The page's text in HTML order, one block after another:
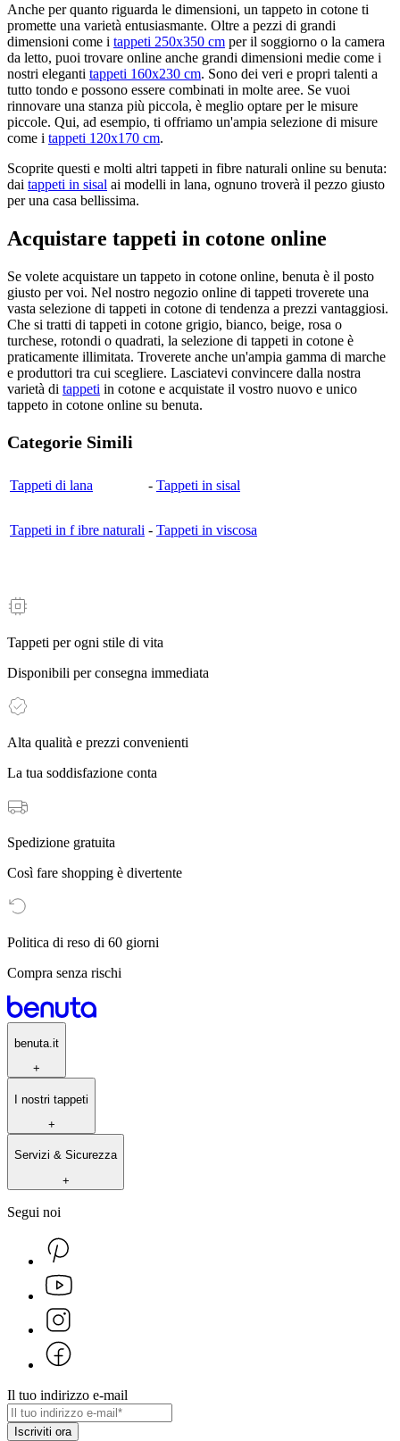
Anche per quanto riguarda le dimensioni, un tappeto in cotone ti
promette una varietà entusiasmante. Oltre a pezzi di grandi
dimensioni come i tappeti 250x350 cm per il soggiorno o la camera
da letto, puoi trovare online anche grandi dimensioni medie come i
nostri eleganti tappeti 160x230 cm. Sono dei veri e propri talenti a
tutto tondo e possono essere combinati in molte aree. Se vuoi
rinnovare una stanza più piccola, è meglio optare per le misure
piccole. Qui, ad esempio, ti offriamo un'ampia selezione di misure
come i tappeti 120x170 cm.
Scoprite questi e molti altri tappeti in fibre naturali online su benuta:
dai tappeti in sisal ai modelli in lana, ognuno troverà il pezzo giusto
per una casa bellissima.
Acquistare tappeti in cotone online
Se volete acquistare un tappeto in cotone online, benuta è il posto
giusto per voi. Nel nostro negozio online di tappeti troverete una
vasta selezione di tappeti in cotone di tendenza a prezzi vantaggiosi.
Che si tratti di tappeti in cotone grigio, bianco, beige, rosa o
turchese, rotondi o quadrati, la selezione di tappeti in cotone è
praticamente illimitata. Troverete anche un'ampia gamma di marche
e produttori tra cui scegliere. Lasciatevi convincere dalla nostra
varietà di tappeti in cotone e acquistate il vostro nuovo e unico
tappeto in cotone online su benuta.
Categorie Simili
Tappeti di lana - Tappeti in sisal
Tappeti in f ibre naturali - Tappeti in viscosa
Tappeti per ogni stile di vita
Disponibili per consegna immediata
Alta qualità e prezzi convenienti
La tua soddisfazione conta
Spedizione gratuita
Così fare shopping è divertente
Politica di reso di 60 giorni
Compra senza rischi
benuta.it
+
I nostri tappeti
+
Servizi & Sicurezza
+
Segui noi
Il tuo indirizzo e-mail
Iscriviti ora